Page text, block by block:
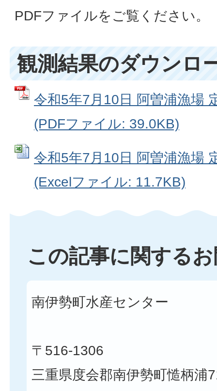
PDFファイルをご覧ください。
観測結果のダウンロ
令和5年7月10日 阿曽浦漁場
(PDFファイル: 39.0KB)
令和5年7月10日 阿曽浦漁場
(Excelファイル: 11.7KB)
この記事に関する
南伊勢町水産センター
〒516-1306
三重県度会郡南伊勢町慥柄浦